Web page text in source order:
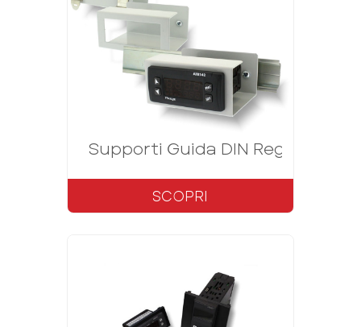
Supporti Guida DIN Regolatori/
SCOPRI